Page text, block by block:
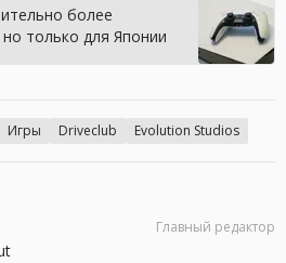
более
только для Японии
Игры Driveclub Evolution Studios
Главный редактор